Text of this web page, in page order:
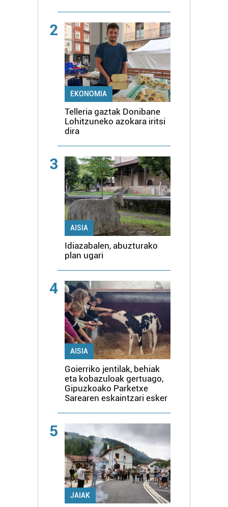
2
EKONOMIA
Telleria gaztak Donibane
Lohitzuneko azokara iritsi
dira
3
AISIA
Idiazabalen, abuzturako
plan ugari
4
AISIA
Goierriko jentilak, behiak
eta kobazuloak gertuago,
Gipuzkoako Parketxe
Sarearen eskaintzari esker
5
JAIAK